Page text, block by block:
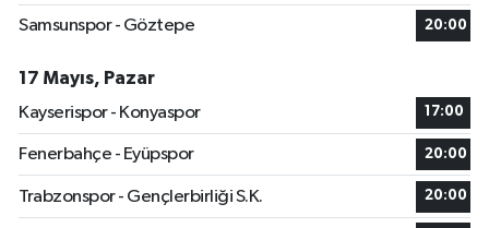
Samsunspor - Göztepe 20:00
17 Mayıs, Pazar
Kayserispor - Konyaspor
17:00
Fenerbahçe - Eyüpspor 20:00
Trabzonspor - Gençlerbirliği S.K. 20:00